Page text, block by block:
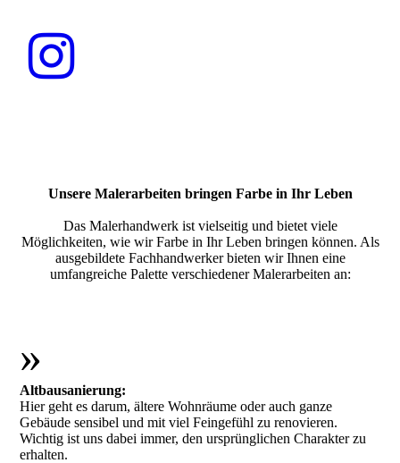
Unsere Malerarbeiten bringen Farbe in Ihr Leben
Das Malerhandwerk ist vielseitig und bietet viele
Möglichkeiten, wie wir Farbe in Ihr Leben bringen können. Als
ausgebildete Fachhandwerker bieten wir Ihnen eine
umfangreiche Palette verschiedener Malerarbeiten an:
»
Altbausanierung:
Hier geht es darum, ältere Wohnräume oder auch ganze
Gebäude sensibel und mit viel Feingefühl zu renovieren.
Wichtig ist uns dabei immer, den ursprünglichen Charakter zu
erhalten.